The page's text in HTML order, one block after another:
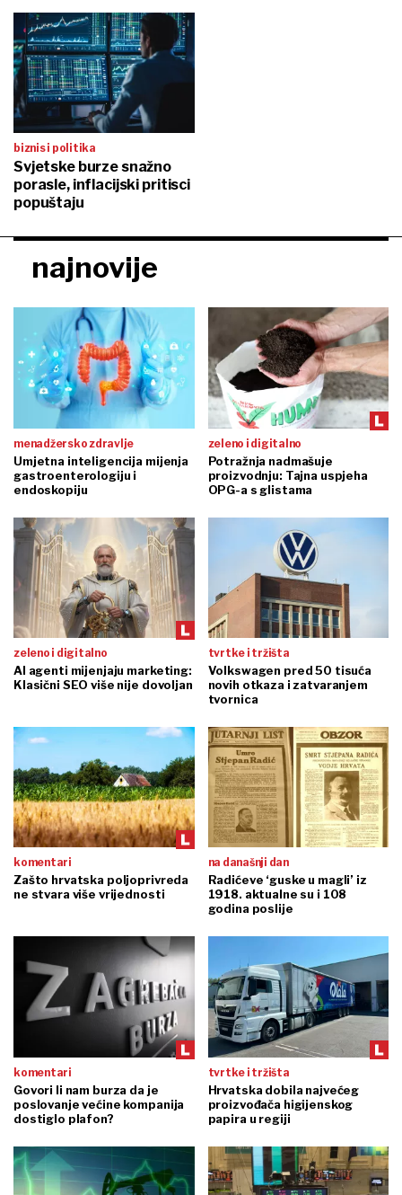
biznis i politika
Svjetske burze snažno
porasle, inflacijski pritisci
popuštaju
najnovije
menadžersko zdravlje
Umjetna inteligencija mijenja
gastroenterologiju i
endoskopiju
zeleno i digitalno
Potražnja nadmašuje
proizvodnju: Tajna uspjeha
OPG-a s glistama
zeleno i digitalno
AI agenti mijenjaju marketing:
Klasični SEO više nije dovoljan
tvrtke i tržišta
Volkswagen pred 50 tisuća
novih otkaza i zatvaranjem
tvornica
komentari
Zašto hrvatska poljoprivreda
ne stvara više vrijednosti
na današnji dan
Radićeve ‘guske u magli’ iz
1918. aktualne su i 108
godina poslije
komentari
Govori li nam burza da je
poslovanje većine kompanija
dostiglo plafon?
tvrtke i tržišta
Hrvatska dobila najvećeg
proizvođača higijenskog
papira u regiji